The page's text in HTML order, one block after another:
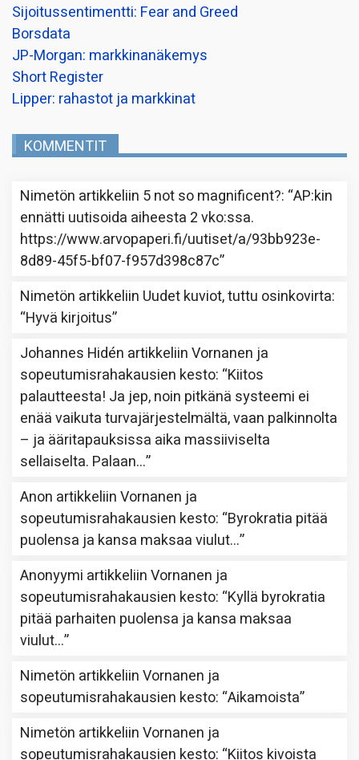
Sijoitussentimentti: Fear and Greed
Borsdata
JP-Morgan: markkinanäkemys
Short Register
Lipper: rahastot ja markkinat
KOMMENTIT
Nimetön artikkeliin 5 not so magnificent?: “AP:kin
ennätti uutisoida aiheesta 2 vko:ssa.
https://www.arvopaperi.fi/uutiset/a/93bb923e-
8d89-45f5-bf07-f957d398c87c”
Nimetön artikkeliin Uudet kuviot, tuttu osinkovirta:
“Hyvä kirjoitus”
Johannes Hidén artikkeliinVornanen ja
sopeutumisrahakausien kesto: “Kiitos
palautteesta! Ja jep, noin pitkänä systeemi ei
enää vaikuta turvajärjestelmältä, vaan palkinnolta
– ja ääritapauksissa aika massiiviselta
sellaiselta. Palaan…”
Anon artikkeliinVornanen ja
sopeutumisrahakausien kesto: “Byrokratia pitää
puolensa ja kansa maksaa viulut…”
Anonyymi artikkeliinVornanen ja
sopeutumisrahakausien kesto: “Kyllä byrokratia
pitää parhaiten puolensa ja kansa maksaa
viulut…”
Nimetön artikkeliinVornanen ja
sopeutumisrahakausien kesto: “Aikamoista”
Nimetön artikkeliinVornanen ja
sopeutumisrahakausien kesto: “Kiitos kivoista